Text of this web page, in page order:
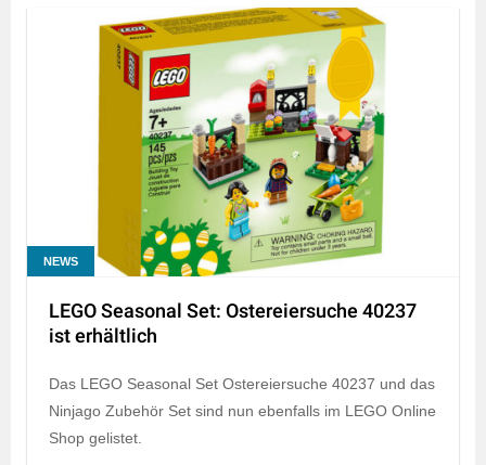
NEWS
LEGO Seasonal Set: Ostereiersuche 40237
ist erhältlich
Das LEGO Seasonal Set Ostereiersuche 40237 und das
Ninjago Zubehör Set sind nun ebenfalls im LEGO Online
Shop gelistet.